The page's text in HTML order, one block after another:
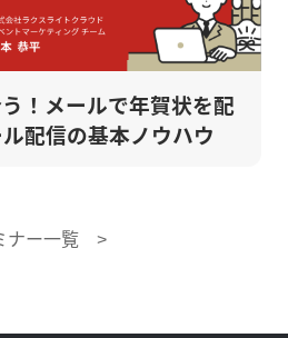
！メールで年賀状を配
配信の基本ノウハウ
ナー一覧 >